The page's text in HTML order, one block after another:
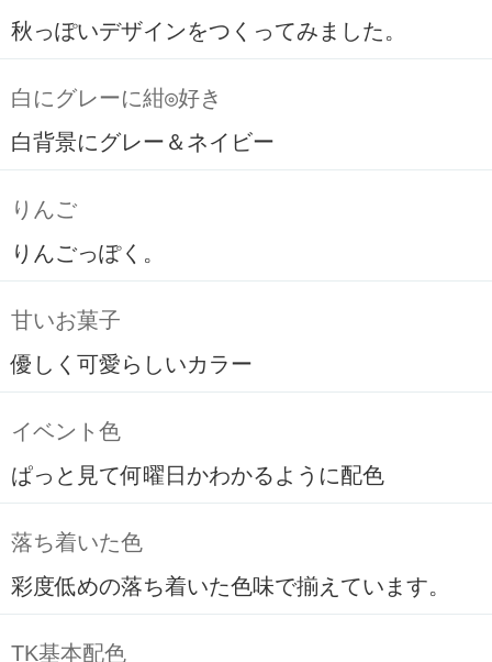
秋っぽいデザインをつくってみました。
白にグレーに紺◎好き
白背景にグレー＆ネイビー
りんご
りんごっぽく。
甘いお菓子
優しく可愛らしいカラー
イベント色
ぱっと見て何曜日かわかるように配色
落ち着いた色
彩度低めの落ち着いた色味で揃えています。
TK基本配色